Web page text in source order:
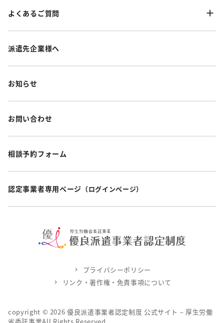
よくあるご質問
派遣先企業様へ
お知らせ
お問い合わせ
相談予約フォーム
認定事業者専用ページ （ログインページ）
copyright © 2026 優良派遣事業者認定制度 公式サイト – 厚生労働
プライバシーポリシー
リンク・著作権・免責事項について